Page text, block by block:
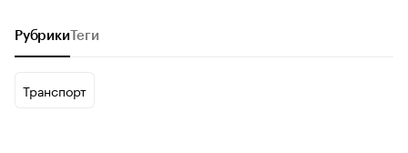
Рубрики Теги
Транспорт